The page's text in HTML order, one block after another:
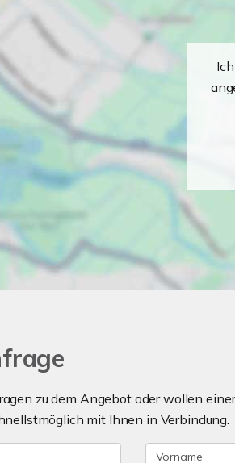
zu dem Angebot oder wollen
mit Ihnen in Verbindung.